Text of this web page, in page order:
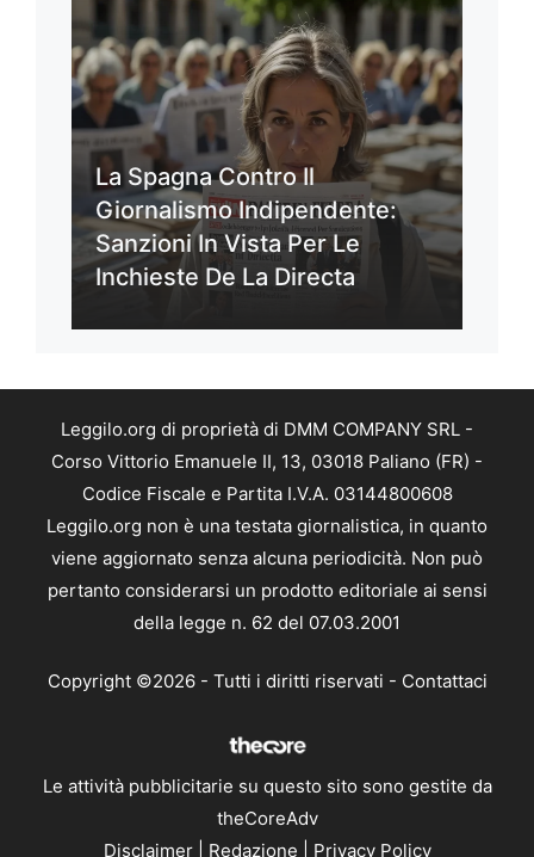
La Spagna Contro Il
Giornalismo Indipendente:
Sanzioni In Vista Per Le
Inchieste De La Directa
Leggilo.org di proprietà di DMM COMPANY SRL -
Corso Vittorio Emanuele II, 13, 03018 Paliano (FR) -
Codice Fiscale e Partita I.V.A. 03144800608
Leggilo.org non è una testata giornalistica, in quanto
viene aggiornato senza alcuna periodicità. Non può
pertanto considerarsi un prodotto editoriale ai sensi
della legge n. 62 del 07.03.2001
Copyright ©2026 - Tutti i diritti riservati - Contattaci
Le attività pubblicitarie su questo sito sono gestite da
theCoreAdv
Disclaimer| Redazione Privacy Policy